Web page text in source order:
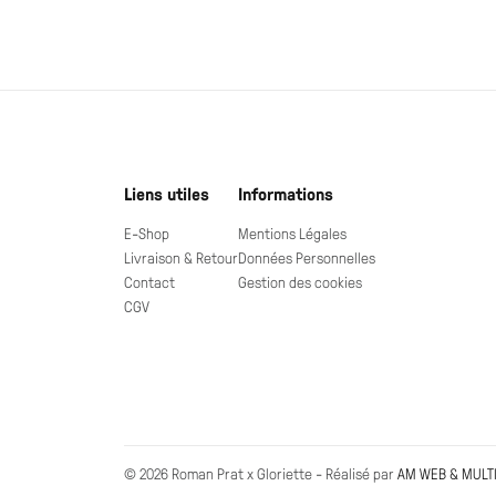
Liens utiles
E-Shop
Livraison & Retour
Contact
CGV
Informations
Mentions Légales
Données Personnelles
Gestion des cookies
© 2026 Roman Prat x Gloriette - Réalisé par AM WEB &